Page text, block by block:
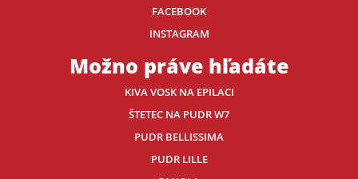
FACEBOOK
INSTAGRAM
Možno práve hľadáte
KIVA VOSK NA EPILACI
ŠTETEC NA PUDR W7
PUDR BELLISSIMA
PUDR LILLE